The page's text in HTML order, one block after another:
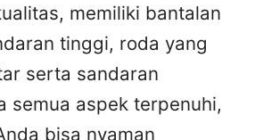
memiliki bantalan
tinggi, roda yang
serta sandaran
semua aspek terpenuhi,
bisa nyaman